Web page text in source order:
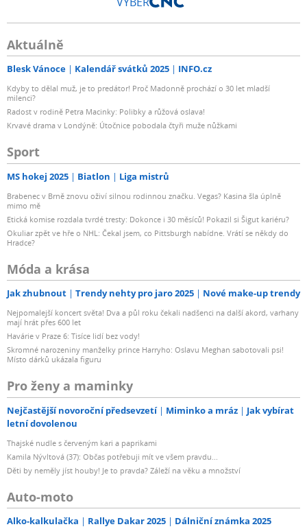
Aktuálně
Blesk Vánoce Kalendář svátků 2025 INFO.cz
Kdyby to dělal muž, je to predátor! Proč Madonně prochází o 30 let mladší
milenci?
Radost v rodině Petra Macinky: Polibky a růžová oslava!
Krvavé drama v Londýně: Útočnice pobodala čtyři muže nůžkami
Sport
MS hokej 2025 Biatlon Liga mistrů
Brabenec v Brně znovu oživí silnou rodinnou značku. Vegas? Kasina šla úplně
mimo mě
Etická komise rozdala tvrdé tresty: Dokonce i 30 měsíců! Pokazil si Šigut kariéru?
Okuliar zpět ve hře o NHL: Čekal jsem, co Pittsburgh nabídne. Vrátí se někdy do
Hradce?
Móda a krása
Jak zhubnout Trendy nehty pro jaro 2025 Nové make-up trendy
Nejpomalejší koncert světa! Dva a půl roku čekali nadšenci na další akord, varhany
mají hrát přes 600 let
Havárie v Praze 6: Tisíce lidí bez vody!
Skromné narozeniny manželky prince Harryho: Oslavu Meghan sabotovali psi!
Místo dárků ukázala figuru
Pro ženy a maminky
Nejčastější novoroční předsevzetí Miminko a mráz
Jak vybírat
letní dovolenou
Thajské nudle s červeným kari a paprikami
Kamila Nývltová (37): Občas potřebuji mít ve všem pravdu...
Děti by neměly jíst houby! Je to pravda? Záleží na věku a množství
Auto-moto
Alko-kalkulačka Rallye Dakar 2025 Dálniční známka 2025